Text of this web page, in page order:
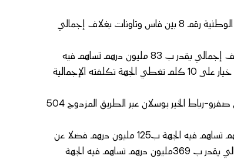
وتشمل المشاريع موضوع الإتفاقية وفق بلاغ صادر عن مجلس الجهة تثنیة الطریق الوطنیة رقم 8 بین فاس وتاونات بغلاف إجمالي
كما تضم كذلك ربط الحاجب ببدال عین تاوجطات عبر الطريق الجھویة 716 بغلاف إجمالي يقدر ب 83 مليون درهم تساهم فيه
الجهة ب40 مليون درهم غضلا عن تأهيل الطریق المزدوج بین بدال فاس -سیدي خيار على 10 كلم تغطي الجهة تكلفته الإجمالية
مشروع تأهيل المحاور الطرقية لجهة فاس مكناس سيعرف كذلك تقویة الربط بین صفرو-رباط الخیر بوسلان عبر الطريق المزدوج 504
فضلا عن تثنية الطريق بين ایموزار – إفران بغلاف إجمالي يقدر ب 250 مليون درهم تساهم فيه الجهة ب125 مليون درهم فضلا عن
تـأھیل المحاور الطرقیة الاستراتیجیة للشبكة الطرقية بعمالة مكناس بغلاف إجمالي يقدر ب 369مليون درهم تساهم فيه الجهة